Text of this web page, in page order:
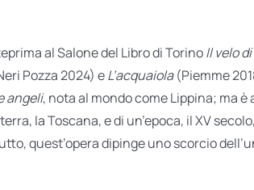
al Salone del Libro di TorinoIl velo
Pozza 2024) eL’acquaiola(Piemme
angeli, nota al mondo come Lippina; ma
la Toscana, e di un’epoca, il XV
quest’opera dipinge uno scorcio